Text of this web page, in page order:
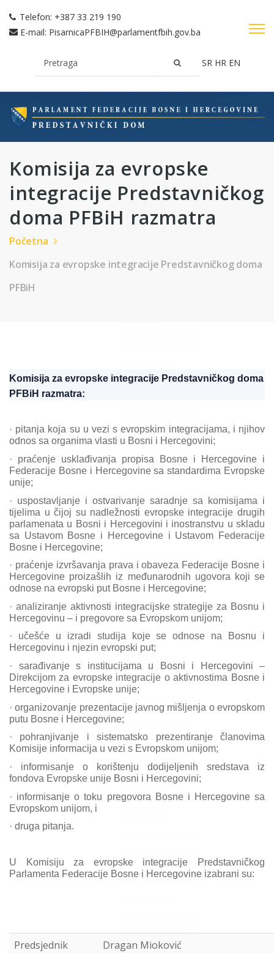
Telefon: +387 33 219 190
E-mail: PisarnicaPFBIH@parlamentfbih.gov.ba
SR HR EN
Komisija za evropske
integracije Predstavničkog
doma PFBiH razmatra
Početna
Komisija za evropske integracije Predstavničkog doma
PFBiH
Komisija za evropske integracije Predstavničkog doma
PFBiH razmatra:
· pitanja koja su u vezi s evropskim integracijama, i njihov
odnos sa organima vlasti u Bosni i Hercegovini;
· praćenje usklađivanja propisa Bosne i Hercegovine i
Federacije Bosne i Hercegovine sa standardima Evropske
unije;
· uspostavljanje i ostvarivanje saradnje sa komisijama i
tijelima u čijoj su nadležnosti evropske integracije drugih
parlamenata u Bosni i Hercegovini i inostranstvu u skladu
sa Ustavom Bosne i Hercegovine i Ustavom Federacije
Bosne i Hercegovine;
· praćenje izvršavanja prava i obaveza Federacije Bosne i
Hercegovine proizašlih iz međunarodnih ugovora koji se
odnose na evropski put Bosne i Hercegovine;
· analiziranje aktivnosti integracijske strategije za Bosnu i
Hercegovinu – i pregovore sa Evropskom unijom;
· učešće u izradi studija koje se odnose na Bosnu i
Hercegovinu i njezin evropski put;
· sarađivanje s institucijama u Bosni i Hercegovini –
Direkcijom za evropske integracije o aktivnostima Bosne i
Hercegovine i Evropske unije;
·organizovanje prezentacije javnog mišljenja o evropskom
putu Bosne i Hercegovine;
· pohranjivanje i sistematsko prezentiranje članovima
Komisije informacija u vezi s Evropskom unijom;
· informisanje o korištenju dodijeljenih sredstava iz
fondova Evropske unije Bosni i Hercegovini;
· informisanje o toku pregovora Bosne i Hercegovine sa
Evropskom unijom, i
· druga pitanja.
U Komisiju za evropske integracije Predstavničkog
Parlamenta Federacije Bosne i Hercegovine izabrani su:
Predsjednik
Dragan Mioković